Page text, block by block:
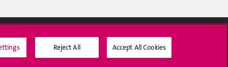
Médias sociaux UNIGE
Reject All Accept All Cookies